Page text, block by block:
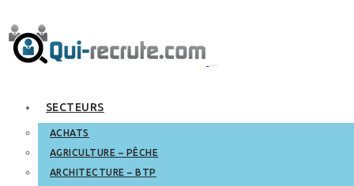
SECTEURS
ACHATS
AGRICULTURE – PÊCHE
ARCHITECTURE – BTP